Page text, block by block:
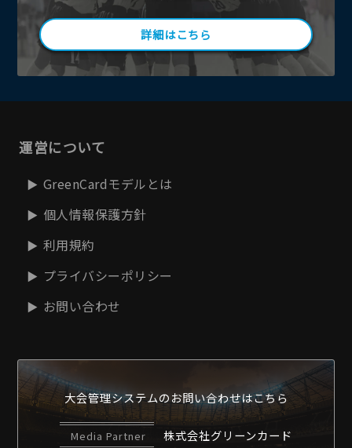
詳細はこちら
運営について
GreenCardモデルとは
個人情報保護方針
利用規約
プライバシーポリシー
お問い合わせ
大会管理システムのお問い合わせはこちら
Media Partner 株式会社グリーンカード